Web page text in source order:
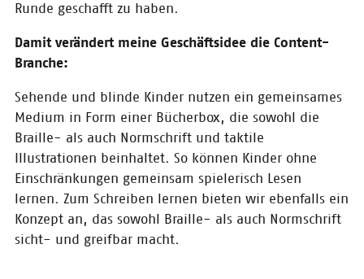
Runde geschafft zu haben.
Damit verändert meine Geschäftsidee die Content-
Branche:
Sehende und blinde Kinder nutzen ein gemeinsames
Medium in Form einer Bücherbox, die sowohl die
Braille- als auch Normschrift und taktile
Illustrationen beinhaltet. So können Kinder ohne
Einschränkungen gemeinsam spielerisch Lesen
lernen. Zum Schreiben lernen bieten wir ebenfalls ein
Konzept an, das sowohl Braille- als auch Normschrift
sicht- und greifbar macht.